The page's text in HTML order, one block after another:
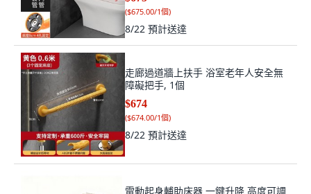
($675.00/1個)
8/22 預計送達
走廊過道牆上扶手 浴室老年人安全無
障礙把手, 1個
$674
($674.00/1個)
8/22 預計送達
電動起身輔助床器 一鍵升降 高度可調